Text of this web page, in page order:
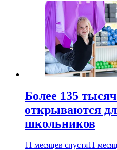
Более 135
открываются
школьников
11 месяцев спустя11